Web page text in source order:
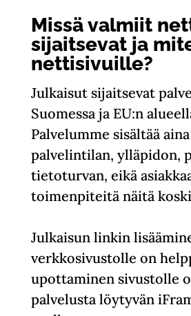
Missä valmiit
sijaitsevat ja
nettisivuille?
Julkaisut sijaitsevat
Suomessa ja EU:n
Palvelumme sisältää
palvelintilan, ylläpidon,
tietoturvan, eikä
toimenpiteitä näitä
Julkaisun linkin
verkkosivustolle on
upottaminen sivustolle
palvelusta löytyvän